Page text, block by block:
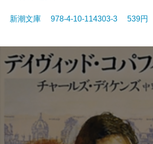
新潮文庫 978-4-10-114303-3 539円